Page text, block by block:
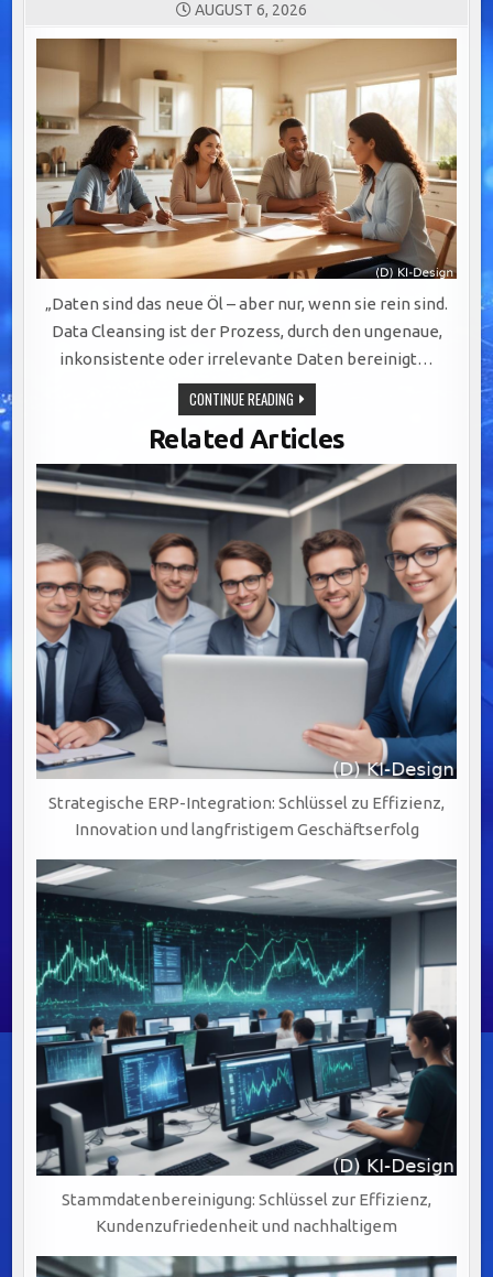
AUGUST 6, 2026
„Daten sind das neue Öl – aber nur, wenn sie rein sind.
Data Cleansing ist der Prozess, durch den ungenaue,
inkonsistente oder irrelevante Daten bereinigt…
CONTINUE READINGDATA
CLEANSING:
DER
SCHLÜSSEL
ZUR
WERTSCHÖPFUNG
DURCH
PRÄZISE
UND
VERLÄSSLICHE
DATENQUALITÄT
Related Articles
Strategische ERP-Integration: Schlüssel zu Effizienz,
Innovation und langfristigem Geschäftserfolg
Stammdatenbereinigung: Schlüssel zur Effizienz,
Kundenzufriedenheit und nachhaltigem